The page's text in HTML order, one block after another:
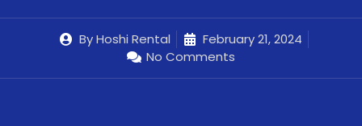
ByHoshi Rental
February 21, 2024
No Comments